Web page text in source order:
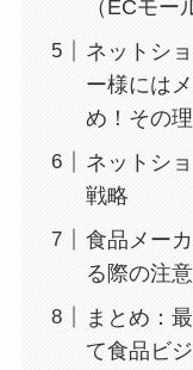
（ECモー
ネットシ
ー様には
め！その
ネットシ
戦略
食品メー
る際の注
まとめ：
て食品ビ